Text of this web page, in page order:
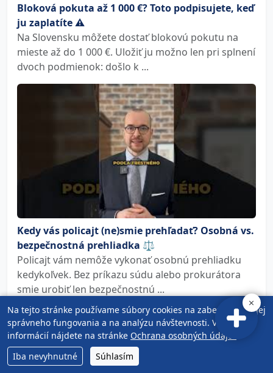
Bloková pokuta až 1 000 €? Toto podpisujete, keď
ju zaplatíte ⚠️
Na Slovensku môžete dostať blokovú pokutu na
mieste až do 1 000 €. Uložiť ju možno len pri splnení
dvoch podmienok: došlo k ...
Kedy vás policajt (ne)smie prehľadať? Osobná vs.
bezpečnostná prehliadka ⚖️
Policajt vám nemôže vykonať osobnú prehliadku
kedykoľvek. Bez príkazu súdu alebo prokurátora
smie urobiť len bezpečnostnú ...
Zobraziť všetky
Na tejto stránke používame súbory cookies na zabezpečenie jej
správneho fungovania a na analýzu návštevnosti. Viac
informácií nájdete na stránke Ochrana osobných údajov
Iba nevyhnutné
Súhlasím